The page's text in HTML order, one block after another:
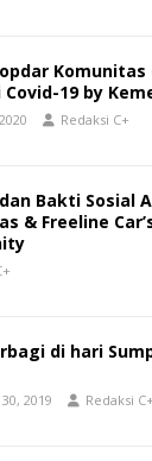
Komunitas
Covid-19 by
Redaksi C+
Bakti Sosial
& Freeline
di hari
2019 Redaksi C+